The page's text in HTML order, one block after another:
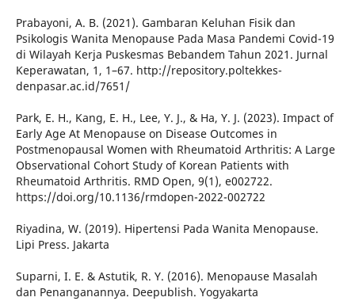
Prabayoni, A. B. (2021). Gambaran Keluhan Fisik dan
Psikologis Wanita Menopause Pada Masa Pandemi Covid-19
di Wilayah Kerja Puskesmas Bebandem Tahun 2021. Jurnal
Keperawatan, 1, 1–67. http://repository.poltekkes-
denpasar.ac.id/7651/
Park, E. H., Kang, E. H., Lee, Y. J., & Ha, Y. J. (2023). Impact of
Early Age At Menopause on Disease Outcomes in
Postmenopausal Women with Rheumatoid Arthritis: A Large
Observational Cohort Study of Korean Patients with
Rheumatoid Arthritis. RMD Open, 9(1), e002722.
https://doi.org/10.1136/rmdopen-2022-002722
Riyadina, W. (2019). Hipertensi Pada Wanita Menopause.
Lipi Press. Jakarta
Suparni, I. E. & Astutik, R. Y. (2016). Menopause Masalah
dan Penanganannya. Deepublish. Yogyakarta